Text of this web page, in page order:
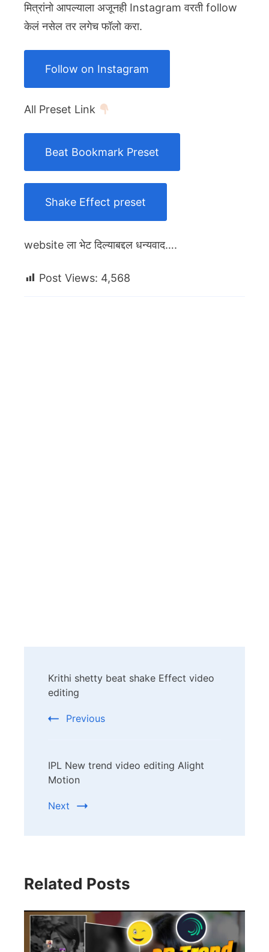
मित्रांनो आपल्याला अजूनही Instagram वरती follow
केलं नसेल तर लगेच फॉलो करा.
Follow on Instagram
All Preset Link
Beat Bookmark Preset
Shake Effect preset
website ला भेट दिल्याबद्दल धन्यवाद….
Post Views: 4,568
Navigation
Krithi shetty beat shake Effect video
editing
Previous
IPL New trend video editing Alight
Motion
Next
Related Posts